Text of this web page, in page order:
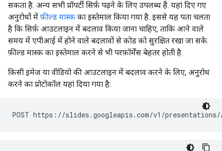
सकता है. अन्य सभी प्रॉपर्टी सिर्फ़ पढ़ने के लिए उपलब्ध हैं. यहां दिए गए
अनुरोधों में फ़ील्ड मास्क का इस्तेमाल किया गया है. इससे यह पता चलता
है कि सिर्फ़ आउटलाइन में बदलाव किया जाना चाहिए, ताकि आने वाले
समय में एपीआई में होने वाले बदलावों से कोड को सुरक्षित रखा जा सके.
फ़ील्ड मास्क का इस्तेमाल करने से भी परफ़ॉर्मेंस बेहतर होती है.
किसी इमेज या वीडियो की आउटलाइन में बदलाव करने के लिए, अनुरोध
करने का प्रोटोकॉल यहां दिया गया है:
POST https://slides.googleapis.com/v1/presentations/